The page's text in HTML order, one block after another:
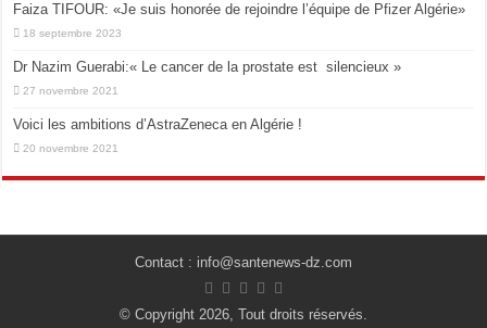
Faiza TIFOUR: «Je suis honorée de rejoindre l’équipe de Pfizer Algérie»
18 septembre 2023
Dr Nazim Guerabi:« Le cancer de la prostate est silencieux »
27 novembre 2021
Voici les ambitions d’AstraZeneca en Algérie !
20 novembre 2021
Contact : info@santenews-dz.com
© Copyright 2026, Tout droits réservés.